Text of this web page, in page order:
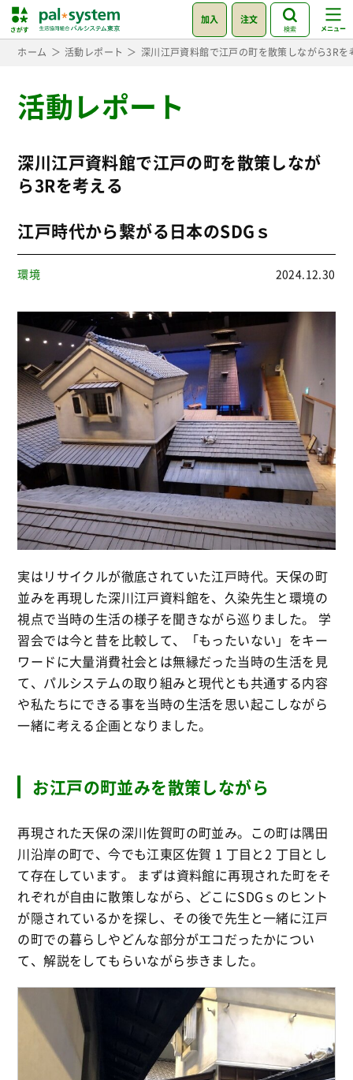
加入 注文
検索
ホーム 活動レポート 深川江戸資料館で江戸の町を散策しながら3R
活動レポート
深川江戸資料館で江戸の町を散策しなが
ら3Rを考える
江戸時代から繋がる日本のSDGｓ
環境 2024.12.30
実はリサイクルが徹底されていた江戸時代。天保の町
並みを再現した深川江戸資料館を、久染先生と環境の
視点で当時の生活の様子を聞きながら巡りました。 学
習会では今と昔を比較して、「もったいない」をキー
ワードに大量消費社会とは無縁だった当時の生活を見
て、パルシステムの取り組みと現代とも共通する内容
や私たちにできる事を当時の生活を思い起こしながら
一緒に考える企画となりました。
お江戸の町並みを散策しながら
再現された天保の深川佐賀町の町並み。この町は隅田
川沿岸の町で、今でも江東区佐賀 1 丁目と2 丁目とし
て存在しています。 まずは資料館に再現された町をそ
れぞれが自由に散策しながら、どこにSDGｓのヒント
が隠されているかを探し、その後で先生と一緒に江戸
の町での暮らしやどんな部分がエコだったかについ
て、解説をしてもらいながら歩きました。